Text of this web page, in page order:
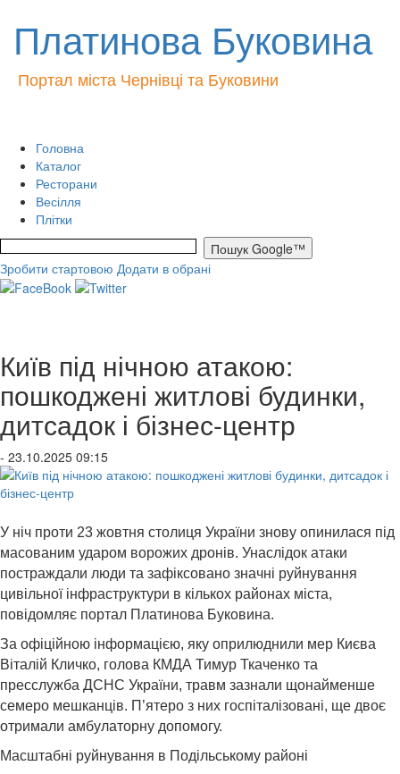
Платинова Буковина
Портал міста Чернівці та Буковини
Головна
Каталог
Ресторани
Весілля
Плітки
Зробити стартовою Додати в обрані
Київ під нічною атакою:
пошкоджені житлові будинки,
дитсадок і бізнес-центр
- 23.10.2025 09:15
У ніч проти 23 жовтня столиця України знову опинилася під
масованим ударом ворожих дронів. Унаслідок атаки
постраждали люди та зафіксовано значні руйнування
цивільної інфраструктури в кількох районах міста,
повідомляє портал Платинова Буковина.
За офіційною інформацією, яку оприлюднили мер Києва
Віталій Кличко, голова КМДА Тимур Ткаченко та
пресслужба ДСНС України, травм зазнали щонайменше
семеро мешканців. П’ятеро з них госпіталізовані, ще двоє
отримали амбулаторну допомогу.
Масштабні руйнування в Подільському районі